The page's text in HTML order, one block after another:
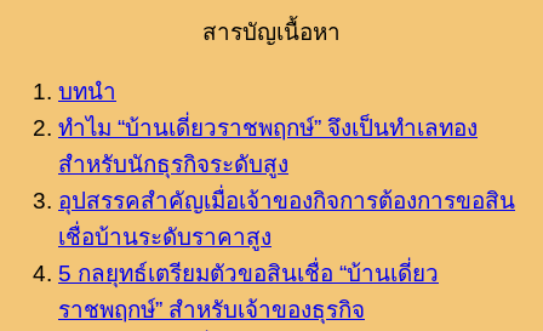
สารบัญเนื้อหา
บทนำ
ทำไม “บ้านเดี่ยวราชพฤกษ์” จึงเป็นทำเลทอง
สำหรับนักธุรกิจระดับสูง
อุปสรรคสำคัญเมื่อเจ้าของกิจการต้องการขอสิน
เชื่อบ้านระดับราคาสูง
5 กลยุทธ์เตรียมตัวขอสินเชื่อ “บ้านเดี่ยว
ราชพฤกษ์” สำหรับเจ้าของธุรกิจ